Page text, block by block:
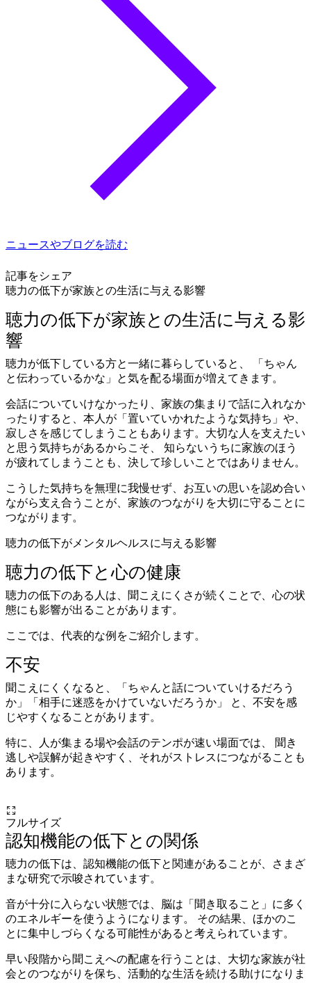
ニュースやブログを読む
記事をシェア
聴力の低下が家族との生活に与える影響
聴力の低下が家族との生活に与える影
響
聴力が低下している方と一緒に暮らしていると、 「ちゃん
と伝わっているかな」と気を配る場面が増えてきます。
会話についていけなかったり、家族の集まりで話に入れなか
ったりすると、本人が「置いていかれたような気持ち」や、
寂しさを感じてしまうこともあります。大切な人を支えたい
と思う気持ちがあるからこそ、 知らないうちに家族のほう
が疲れてしまうことも、決して珍しいことではありません。
こうした気持ちを無理に我慢せず、お互いの思いを認め合い
ながら支え合うことが、家族のつながりを大切に守ることに
つながります。
聴力の低下がメンタルヘルスに与える影響
聴力の低下と心の健康
聴力の低下のある人は、聞こえにくさが続くことで、心の状
態にも影響が出ることがあります。
ここでは、代表的な例をご紹介します。
不安
聞こえにくくなると、「ちゃんと話についていけるだろう
か」「相手に迷惑をかけていないだろうか」 と、不安を感
じやすくなることがあります。
特に、人が集まる場や会話のテンポが速い場面では、 聞き
逃しや誤解が起きやすく、それがストレスにつながることも
あります。
フルサイズ
認知機能の低下との関係
聴力の低下は、認知機能の低下と関連があることが、さまざ
まな研究で示唆されています。
音が十分に入らない状態では、脳は「聞き取ること」に多く
のエネルギーを使うようになります。 その結果、ほかのこ
とに集中しづらくなる可能性があると考えられています。
早い段階から聞こえへの配慮を行うことは、大切な家族が社
会とのつながりを保ち、活動的な生活を続ける助けになりま